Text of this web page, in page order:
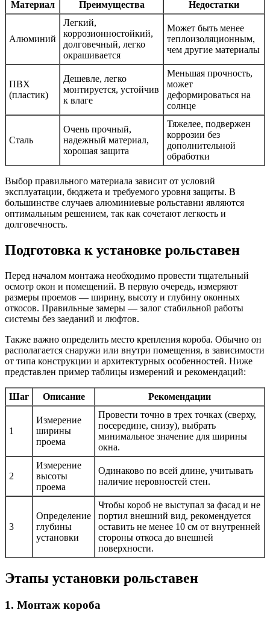
Материал Преимущества Недостатки
Алюминий
Легкий,
коррозионностойкий,
долговечный, легко
окрашивается
Может быть менее
теплоизоляционным,
чем другие материалы
ПВХ
(пластик)
Дешевле, легко
монтируется, устойчив
к влаге
Меньшая прочность,
может
деформироваться на
солнце
Сталь
Очень прочный,
надежный материал,
хорошая защита
Тяжелее, подвержен
коррозии без
дополнительной
обработки
Выбор правильного материала зависит от условий
эксплуатации, бюджета и требуемого уровня защиты. В
большинстве случаев алюминиевые рольставни являются
оптимальным решением, так как сочетают легкость и
долговечность.
Подготовка к установке рольставен
Перед началом монтажа необходимо провести тщательный
осмотр окон и помещений. В первую очередь, измеряют
размеры проемов — ширину, высоту и глубину оконных
откосов. Правильные замеры — залог стабильной работы
системы без заеданий и люфтов.
Также важно определить место крепления короба. Обычно он
располагается снаружи или внутри помещения, в зависимости
от типа конструкции и архитектурных особенностей. Ниже
представлен пример таблицы измерений и рекомендаций:
Шаг Описание Рекомендации
1
Измерение
ширины
проема
Провести точно в трех точках (сверху,
посередине, снизу), выбрать
минимальное значение для ширины
окна.
2
Измерение
высоты
проема
Одинаково по всей длине, учитывать
наличие неровностей стен.
3
Определение
глубины
установки
Чтобы короб не выступал за фасад и не
портил внешний вид, рекомендуется
оставить не менее 10 см от внутренней
стороны откоса до внешней
поверхности.
Этапы установки рольставен
1. Монтаж короба